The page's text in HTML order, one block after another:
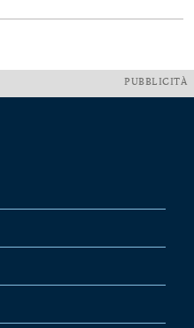
PUBBLICITÀ